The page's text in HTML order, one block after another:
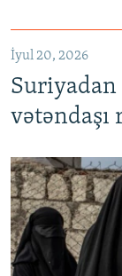
Auto
İyul 20, 2026
Suriyadan